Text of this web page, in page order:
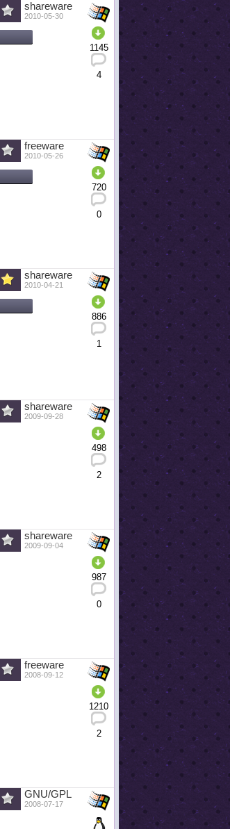
shareware
2010-05-30
1145
4
freeware
2010-05-26
720
0
shareware
2010-04-21
886
1
shareware
2009-09-28
498
2
shareware
2009-09-04
987
0
freeware
2008-09-12
1210
2
GNU/GPL
2008-07-17